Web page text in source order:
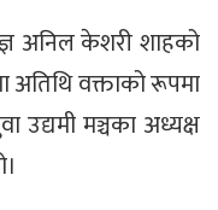
अनिल केशरी शाहको
अतिथि वक्ताको रूपमा
उद्यमी मञ्चका अध्यक्ष